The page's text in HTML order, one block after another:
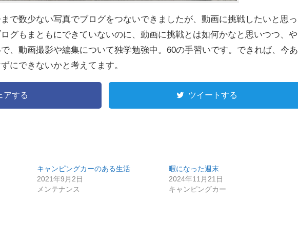
で数少ない写真でブログをつないできましたが、動画に挑戦したいと思っ
グもまともにできていないのに、動画に挑戦とは如何かなと思いつつ、や
、動画撮影や編集について独学勉強中。60の手習いです。できれば、今あ
にできないかと考えてます。
アする ツイートする
キャンピングカーのある生活
2021年9月2日
メンテナンス
暇になった週末
2024年11月21日
キャンピングカー